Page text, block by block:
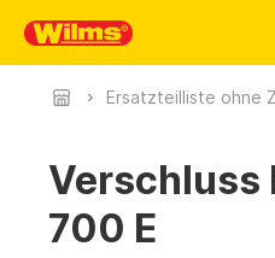
Ersatzteilliste ohne
Verschluss
700 E